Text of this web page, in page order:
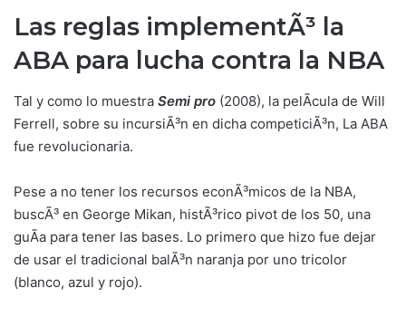
Las reglas implementÃ³ la
ABA para lucha contra la NBA
Tal y como lo muestra Semi pro (2008), la pelÃ­cula de Will
Ferrell, sobre su incursiÃ³n en dicha competiciÃ³n, La ABA
fue revolucionaria.
Pese a no tener los recursos econÃ³micos de la NBA,
buscÃ³ en George Mikan, histÃ³rico pivot de los 50, una
guÃ­a para tener las bases. Lo primero que hizo fue dejar
de usar el tradicional balÃ³n naranja por uno tricolor
(blanco, azul y rojo).